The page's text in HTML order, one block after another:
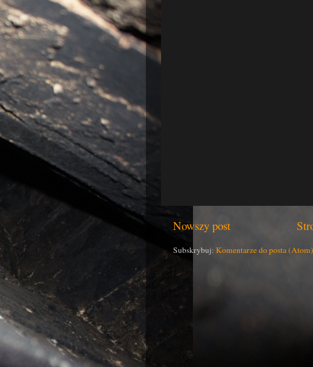
Nowszy post
Subskrybuj: Komentarze do posta (Atom)